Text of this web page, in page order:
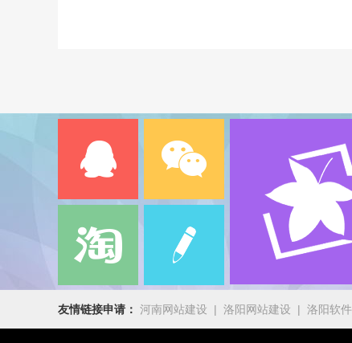
友情链接申请： 河南网站建设 | 洛阳网站建设 | 洛阳软